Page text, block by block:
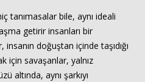
tanımasalar bile, aynı ideali
getirir insanları bir
doğuştan içinde taşıdığı
için savaşanlar, yalnız
altında, aynı şarkıyı